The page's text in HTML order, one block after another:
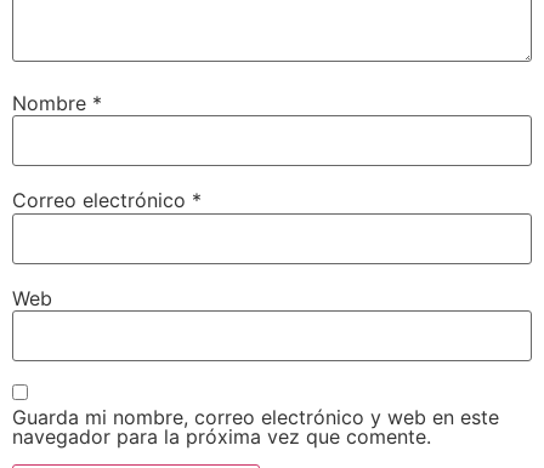
Nombre *
Correo electrónico *
Web
Guarda mi nombre, correo electrónico y web en este
navegador para la próxima vez que comente.